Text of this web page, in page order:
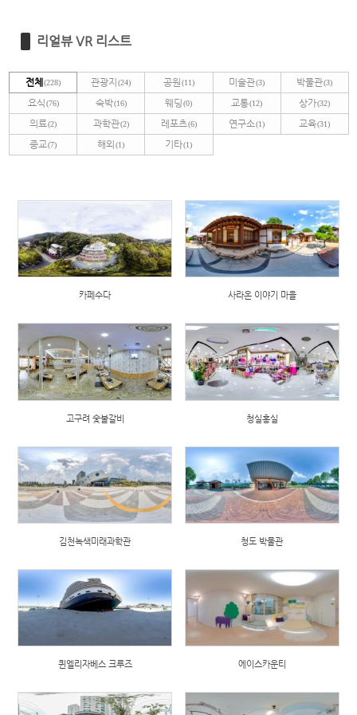
리얼뷰 VR 리스트
전체(228) 관광지 (24) 공원(11) 미술관(3) 박물관(3)
요식(76) 숙박(16) 웨딩 (0) 교통(12) 상가(32)
의료(2) 과학관(2) 레포츠(6) 연구소(1) 교육(31)
종교(7) 해외 (1) 기타(1)
카페수다 사라온 이야기 마을
고구려 숯불갈비 청실홍실
김천녹색미래과학관 청도 박물관
퀸엘리자베스 크루즈 에이스카운티